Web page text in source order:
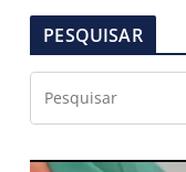
PESQUISAR